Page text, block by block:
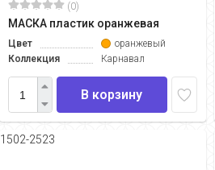
(0)
МАСКА пластик оранжевая
Цвет
оранжевый
Коллекция
Карнавал
В корзину
1502-2523